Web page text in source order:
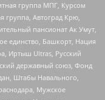
группа МПГ, Курсом
группа, Автоград Крю,
пансионат Ак Умут,
единство, Башкорт, Нация
Иртыш Ultras, Русский
державный союз, Фонд
Штабы Навального,
Мужское